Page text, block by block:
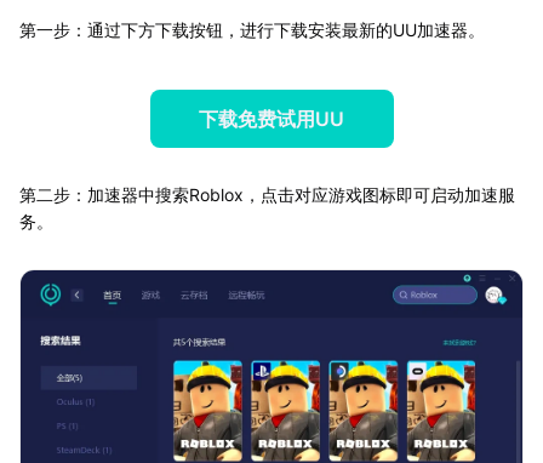
第一步：通过下方下载按钮，进行下载安装最新的UU加速器。
下载免费试用UU
第二步：加速器中搜索Roblox，点击对应游戏图标即可启动加速服
务。